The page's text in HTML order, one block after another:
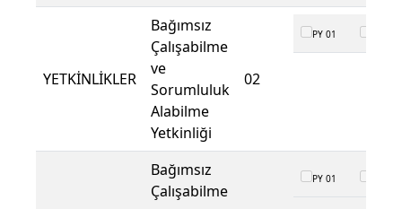
YETKİNLİKLER
Bağımsız
Çalışabilme
ve
Sorumluluk
Alabilme
Yetkinliği
02
PY 01
Bağımsız
Çalışabilme
PY 01